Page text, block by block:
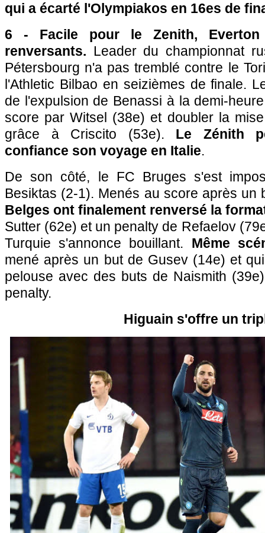
qui a écarté l'Olympiakos en 16es de
6 - Facile pour le Zenith,
renversants. Leader du championnat
Pétersbourg n'a pas tremblé contre le
l'Athletic Bilbao en seizièmes de finale.
de l'expulsion de Benassi à la demi-
score par Witsel (38e) et doubler la
grâce à Criscito (53e). Le Zénith
confiance son voyage en Italie.
De son côté, le FC Bruges s'est
Besiktas (2-1). Menés au score après un
Belges ont finalement renversé la
Sutter (62e) et un penalty de Refaelov
Turquie s'annonce bouillant. Même
mené après un but de Gusev (14e) et
pelouse avec des buts de Naismith
penalty.
Higuain s'offre un